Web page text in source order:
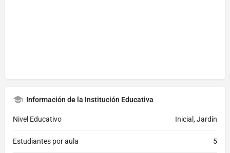
Información de la Institución Educativa
Nivel Educativo Inicial, Jardín
Estudiantes por aula 5